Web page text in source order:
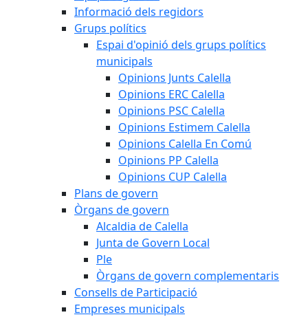
Informació dels regidors
Grups polítics
Espai d'opinió dels grups polítics
municipals
Opinions Junts Calella
Opinions ERC Calella
Opinions PSC Calella
Opinions Estimem Calella
Opinions Calella En Comú
Opinions PP Calella
Opinions CUP Calella
Plans de govern
Òrgans de govern
Alcaldia de Calella
Junta de Govern Local
Ple
Òrgans de govern complementaris
Consells de Participació
Empreses municipals